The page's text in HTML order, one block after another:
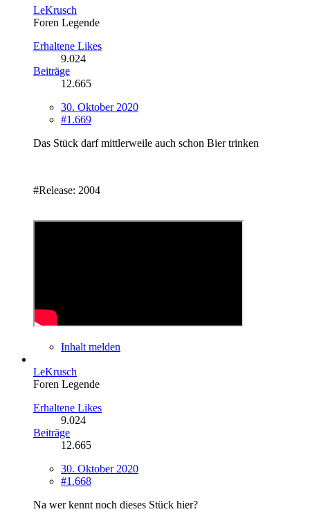
LeKrusch
Foren Legende
Erhaltene Likes
9.024
Beiträge
12.665
30. Oktober 2020
#1.669
Das Stück darf mittlerweile auch schon Bier trinken
#Release: 2004
Inhalt melden
LeKrusch
Foren Legende
Erhaltene Likes
9.024
Beiträge
12.665
30. Oktober 2020
#1.668
Na wer kennt noch dieses Stück hier?